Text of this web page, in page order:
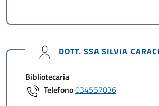
DOTT. SSA SILVIA
Bibliotecaria
Telefono034557036